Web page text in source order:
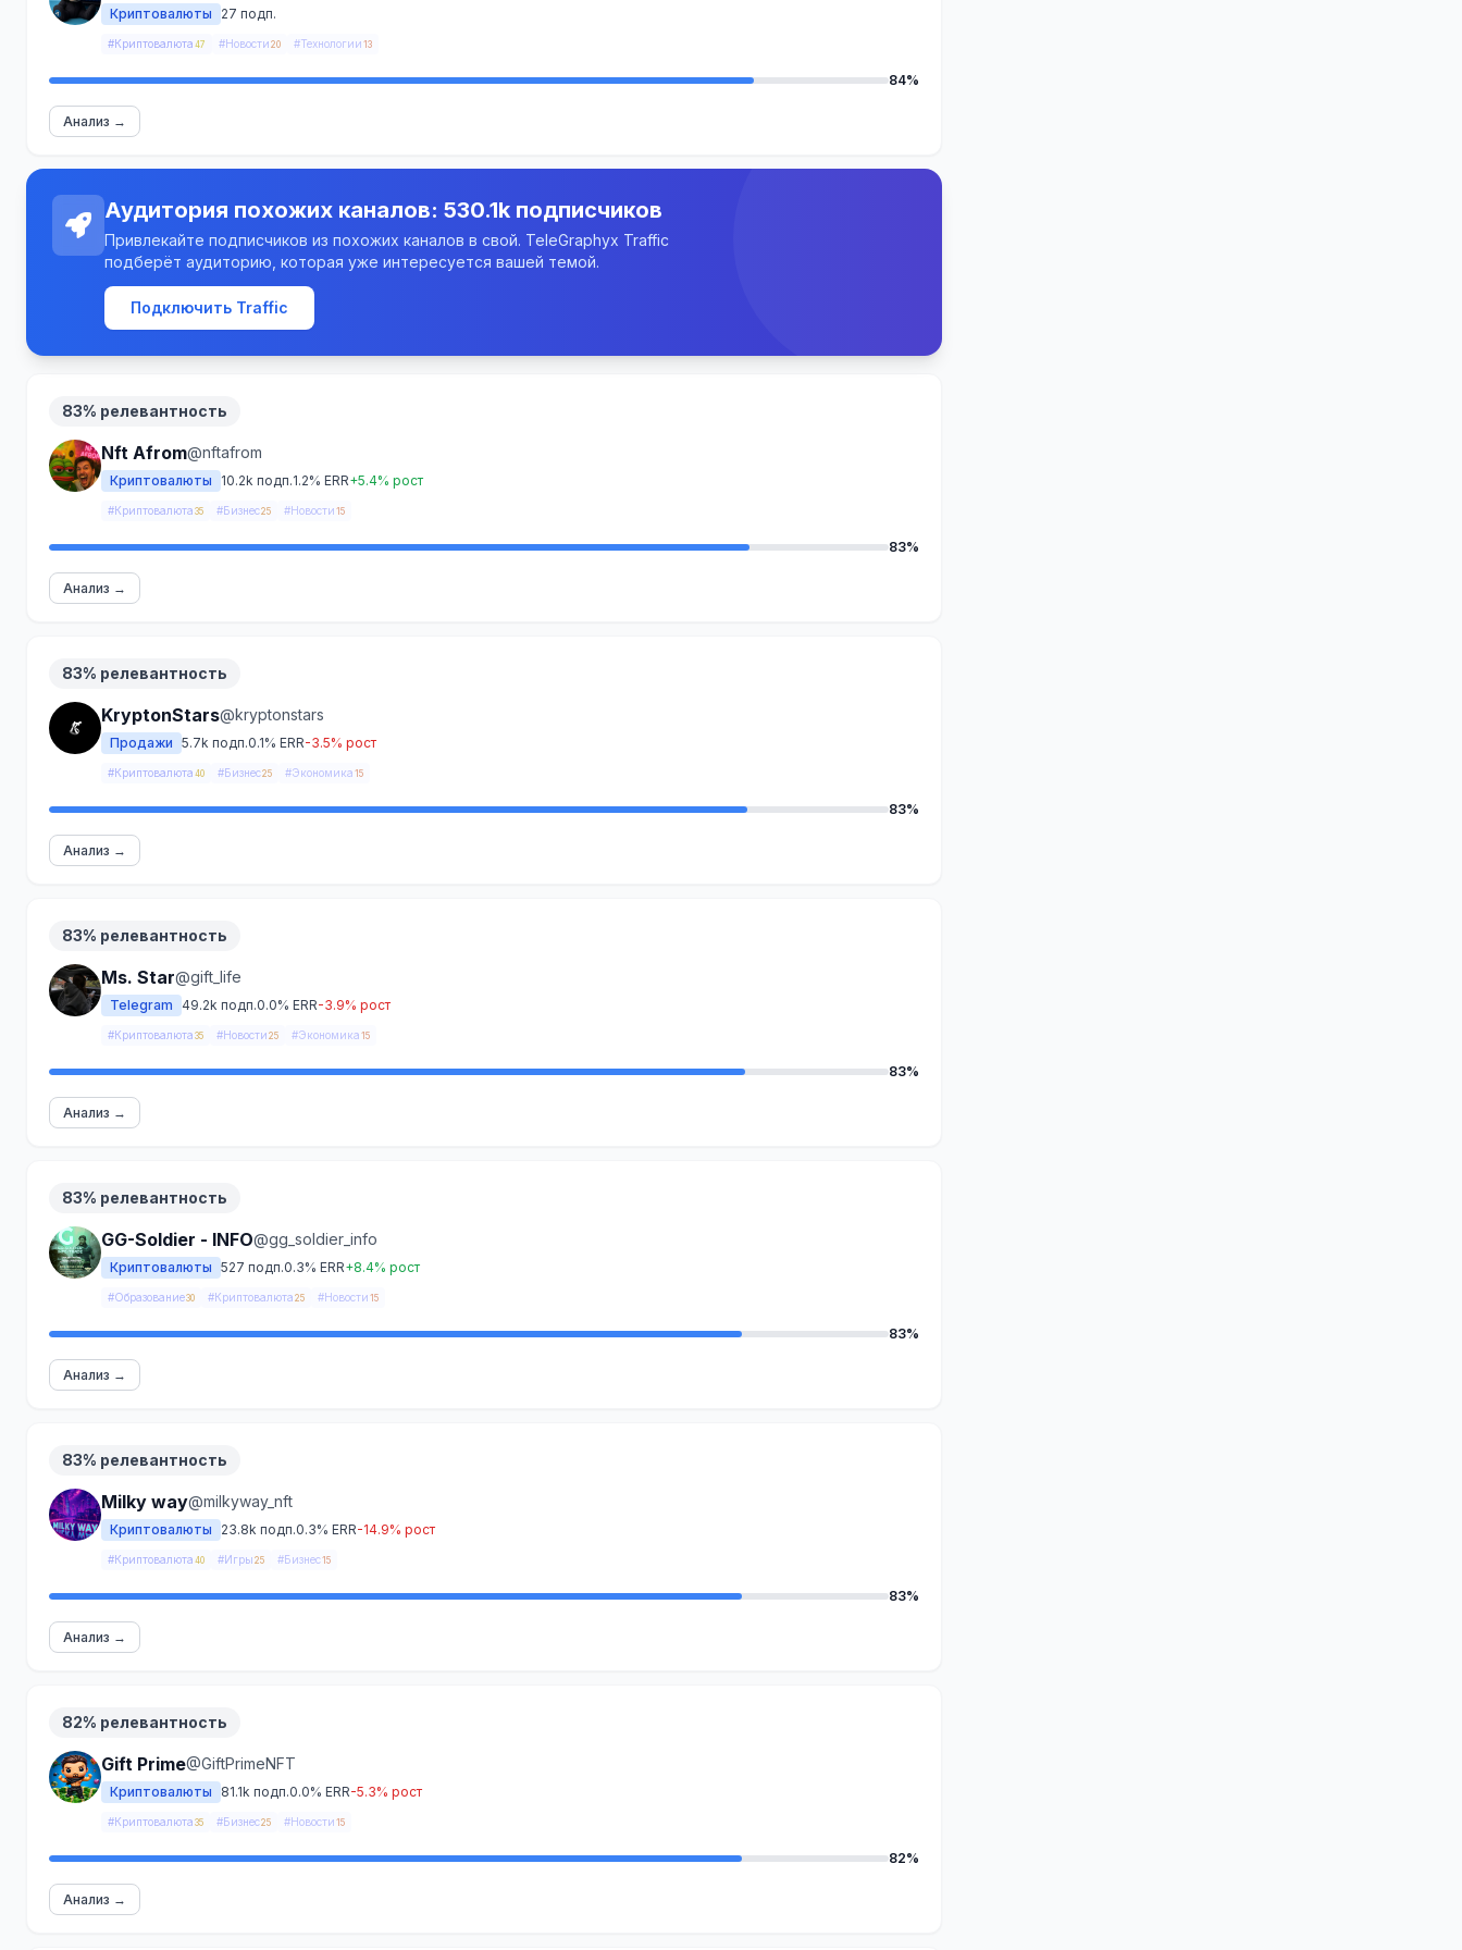
Криптовалюты 27 подп.
#Криптовалюта 47 #Новости 20 #Технологии 13
84%
Анализ →
Аудитория похожих каналов: 530.1k подписчиков
Привлекайте подписчиков из похожих каналов в свой. TeleGraphyx Traffic
подберёт аудиторию, которая уже интересуется вашей темой.
Подключить Traffic
83% релевантность
Nft Afrom@nftafrom
Криптовалюты 10.2k подп.1.2% ERR+5.4% рост
#Криптовалюта 35 #Бизнес25 #Новости 15
83%
Анализ →
83% релевантность
KryptonStars@kryptonstars
Продажи 5.7k подп.0.1% ERR-3.5% рост
#Криптовалюта 40 #Бизнес25 #Экономика 15
83%
Анализ →
83% релевантность
Ms. Star@gift_life
Telegram 49.2k подп.0.0% ERR-3.9% рост
#Криптовалюта 35 #Новости 25 #Экономика 15
83%
Анализ →
83% релевантность
GG-Soldier - INFO@gg_soldier_info
Криптовалюты 527 подп.0.3% ERR+8.4% рост
#Образование30 #Криптовалюта 25 #Новости 15
83%
Анализ →
83% релевантность
Milky way@milkyway_nft
Криптовалюты 23.8k подп.0.3% ERR-14.9% рост
#Криптовалюта 40 #Игры 25 #Бизнес15
83%
Анализ →
82% релевантность
Gift Prime@GiftPrimeNFT
Криптовалюты 81.1k подп.0.0% ERR-5.3% рост
#Криптовалюта 35 #Бизнес25 #Новости 15
82%
Анализ →